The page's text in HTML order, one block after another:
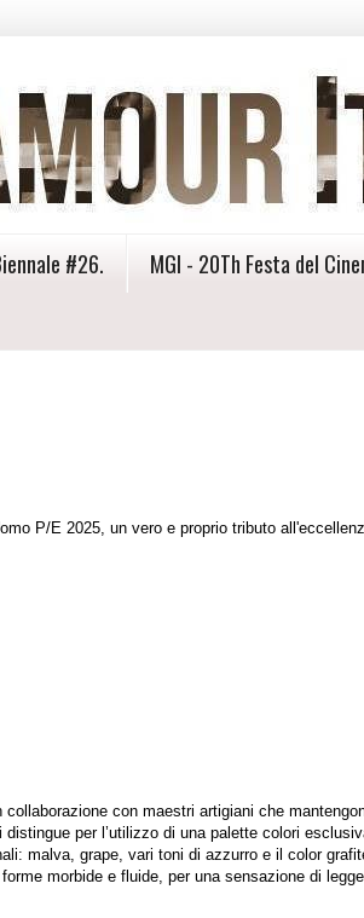
#26. MGI - 20Th Festa del
P/E 2025, un vero e proprio tributo
con maestri artigiani che
per l’utilizzo di una palette colori
malva, grape, vari toni di azzurro e il color
morbide e fluide, per una sensazione di